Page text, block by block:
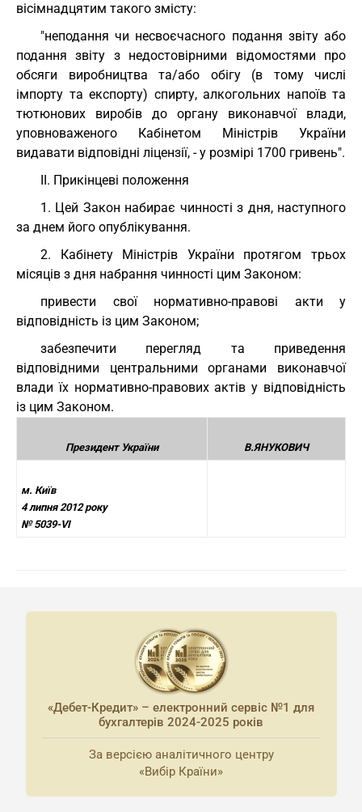
вісімнадцятим такого змісту:
"неподання чи несвоєчасного подання звіту або
подання звіту з недостовірними відомостями про
обсяги виробництва та/або обігу (в тому числі
імпорту та експорту) спирту, алкогольних напоїв та
тютюнових виробів до органу виконавчої влади,
уповноваженого Кабінетом Міністрів України
видавати відповідні ліцензії, - у розмірі 1700 гривень".
II. Прикінцеві положення
1. Цей Закон набирає чинності з дня, наступного
за днем його опублікування.
2. Кабінету Міністрів України протягом трьох
місяців з дня набрання чинності цим Законом:
привести свої нормативно-правові акти у
відповідність із цим Законом;
забезпечити перегляд та приведення
відповідними центральними органами виконавчої
влади їх нормативно-правових актів у відповідність
із цим Законом.
Президент України В.ЯНУКОВИЧ
м. Київ
4 липня 2012 року
№ 5039-VI
«Дебет-Кредит» – електронний сервіс №1 для
бухгалтерів 2024-2025 років
За версією аналітичного центру
«Вибір Країни»